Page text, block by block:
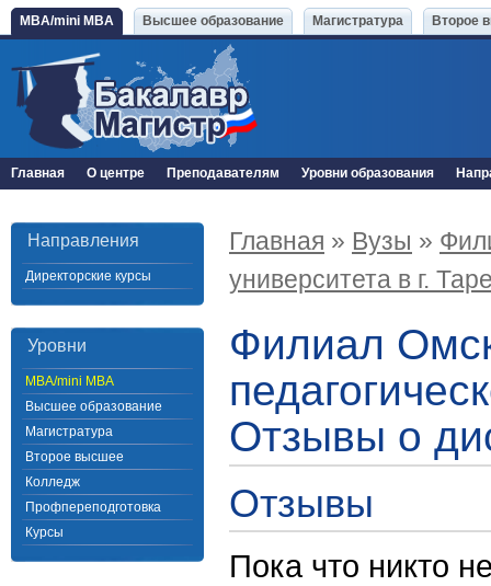
MBA/mini MBA Высшее образование Магистратура Второе
Главная О центре Преподавателям Уровни образования
Направления
Директорские курсы
Уровни
MBA/mini MBA
Высшее образование
Магистратура
Второе высшее
Колледж
Профпереподготовка
Курсы
Главная » Вузы »
университета в г.
Филиал
Отзывы о
Отзывы
Пока что никто